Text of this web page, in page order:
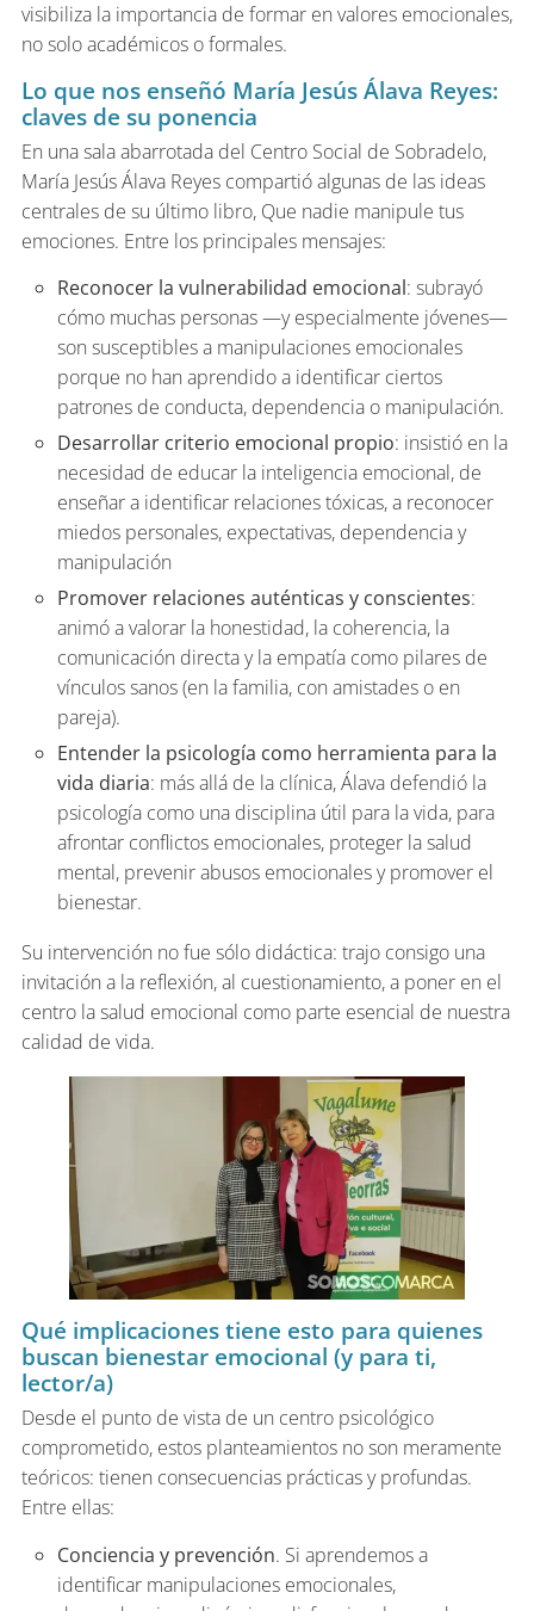
visibiliza la importancia de formar en valores emocionales,
no solo académicos o formales.
Lo que nos enseñó María Jesús Álava Reyes:
claves de su ponencia
En una sala abarrotada del Centro Social de Sobradelo,
María Jesús Álava Reyes compartió algunas de las ideas
centrales de su último libro, Que nadie manipule tus
emociones. Entre los principales mensajes:
Reconocer la vulnerabilidad emocional: subrayó
cómo muchas personas —y especialmente jóvenes—
son susceptibles a manipulaciones emocionales
porque no han aprendido a identificar ciertos
patrones de conducta, dependencia o manipulación.
Desarrollar criterio emocional propio: insistió en la
necesidad de educar la inteligencia emocional, de
enseñar a identificar relaciones tóxicas, a reconocer
miedos personales, expectativas, dependencia y
manipulación
Promover relaciones auténticas y conscientes:
animó a valorar la honestidad, la coherencia, la
comunicación directa y la empatía como pilares de
vínculos sanos (en la familia, con amistades o en
pareja).
Entender la psicología como herramienta para la
vida diaria: más allá de la clínica, Álava defendió la
psicología como una disciplina útil para la vida, para
afrontar conflictos emocionales, proteger la salud
mental, prevenir abusos emocionales y promover el
bienestar.
Su intervención no fue sólo didáctica: trajo consigo una
invitación a la reflexión, al cuestionamiento, a poner en el
centro la salud emocional como parte esencial de nuestra
calidad de vida.
Qué implicaciones tiene esto para quienes
buscan bienestar emocional (y para ti,
lector/a)
Desde el punto de vista de un centro psicológico
comprometido, estos planteamientos no son meramente
teóricos: tienen consecuencias prácticas y profundas.
Entre ellas:
Conciencia y prevención. Si aprendemos a
identificar manipulaciones emocionales,